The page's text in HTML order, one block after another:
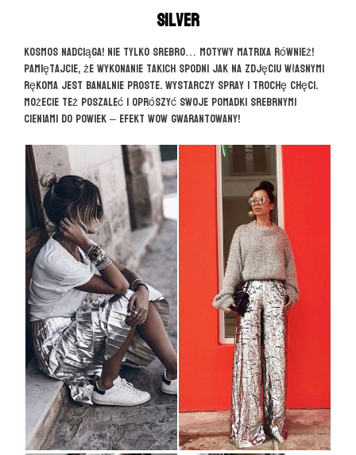
Silver
Kosmos nadciąga! Nie tylko srebro… motywy matrixa również!
Pamiętajcie, że wykonanie takich spodni jak na zdjęciu własnymi
rękoma jest banalnie proste. Wystarczy spray i trochę chęci.
Możecie też poszaleć i oprószyć swoje pomadki srebrnymi
cieniami do powiek – efekt WOW gwarantowany!